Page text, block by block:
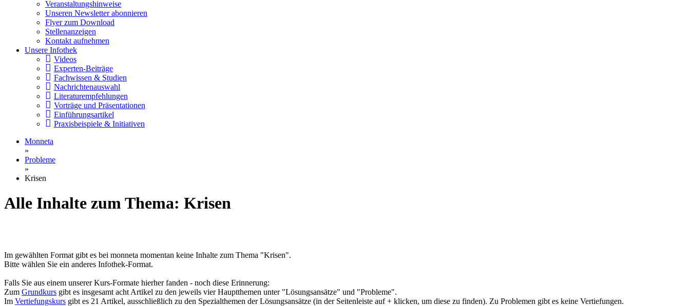
Veranstaltungshinweise
Unseren Newsletter abonnieren
Flyer zum Download
Stellenanzeigen
Kontakt aufnehmen
Unsere Infothek
Videos
Experten-Beiträge
Fachwissen & Studien
Nachrichtenauswahl
Literaturempfehlungen
Vorträge und Präsentationen
Einführungsartikel
Praxisbeispiele & Initiativen
Monneta
»
Probleme
»
Krisen
Alle Inhalte zum Thema: Krisen
Im gewählten Format gibt es bei monneta momentan keine Inhalte zum Thema "Krisen".
Bitte wählen Sie ein anderes Infothek-Format.
Falls Sie aus einem unserer Kurs-Formate hierher fanden - noch diese Erinnerung:
Zum Grundkurs gibt es insgesamt acht Artikel zu den jeweils vier Hauptthemen unter "Lösungsansätze" und "Probleme".
Im Vertiefungskurs gibt es 21 Artikel, ausschließlich zu den Spezialthemen der Lösungsansätze (in der Seitenleiste auf + klicken, um diese zu finden). Zu Problemen gibt es keine Vertiefungen.